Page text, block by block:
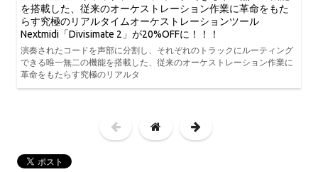
を搭載した、従来のオーケストレーション作業に革命をもた
らす究極のリアルタイムオーケストレーションツール
Nextmidi「Divisimate 2」が20%OFFに！！！
演奏されたコードを声部に分割し、それぞれのトラックにルーティング
できる唯一無二の機能を搭載した、従来のオーケストレーション作業に
革命をもたらす究極のリアルタ